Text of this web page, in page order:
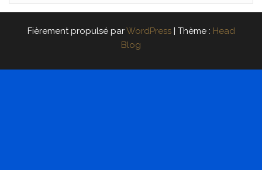
Fièrement propulsé parWordPress | Thème : Head
Blog